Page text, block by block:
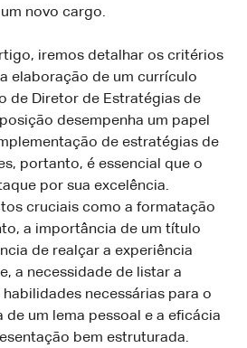
novo cargo.
iremos detalhar os critérios
elaboração de um currículo
de Diretor de Estratégias de
desempenha um papel
de estratégias de
portanto, é essencial que o
por sua excelência.
cruciais como a formatação
a importância de um título
de realçar a experiência
a necessidade de listar a
necessárias para o
um lema pessoal e a eficácia
bem estruturada.